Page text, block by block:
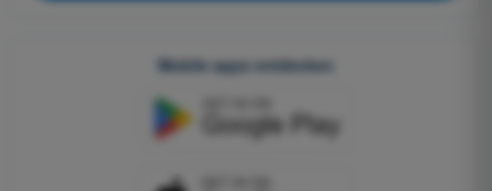
Mobile apps entdecken